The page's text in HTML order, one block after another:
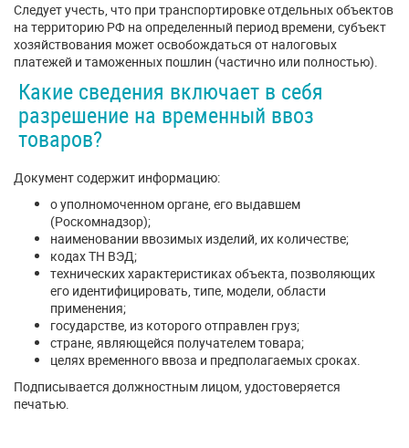
Следует учесть, что при транспортировке отдельных объектов
на территорию РФ на определенный период времени, субъект
хозяйствования может освобождаться от налоговых
платежей и таможенных пошлин (частично или полностью).
Какие сведения включает в себя
разрешение на временный ввоз
товаров?
Документ содержит информацию:
о уполномоченном органе, его выдавшем
(Роскомнадзор);
наименовании ввозимых изделий, их количестве;
кодах ТН ВЭД;
технических характеристиках объекта, позволяющих
его идентифицировать, типе, модели, области
применения;
государстве, из которого отправлен груз;
стране, являющейся получателем товара;
целях временного ввоза и предполагаемых сроках.
Подписывается должностным лицом, удостоверяется
печатью.